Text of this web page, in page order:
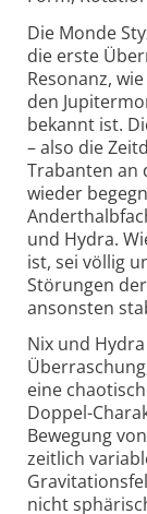
Die Monde
die erste
Resonanz,
den
bekannt ist.
– also die
Trabanten an
wieder
und Hydra.
ist, sei völlig
Störungen
ansonsten
Nix und
eine
Doppel-
Bewegung
zeitlich
nicht